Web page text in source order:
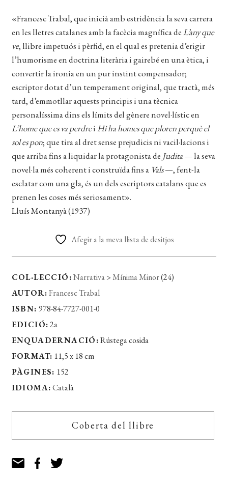
«Francesc Trabal, que inicià amb estridència la seva carrera
en les lletres catalanes amb la facècia magnífica deL’any que
ve, llibre impetuós i pèrfid, en el qual es pretenia d’erigir
l’humorisme en doctrina literària i gairebé en una ètica, i
convertir la ironia en un pur instint compensador;
escriptor dotat d’un temperament original, que tractà, més
tard, d’emmotllar aquests principis i una tècnica
personalíssima dins els límits del gènere novel·lístic en
L’home que es va perdrei Hi ha homes que ploren perquè el
sol es pon; que tira al dret sense prejudicis ni vacil·lacions i
que arriba fins a liquidar la protagonista de Judita— la seva
novel·la més coherent i construïda fins a Vals—, fent-la
esclatar com una gla, és un dels escriptors catalans que es
prenen les coses més seriosament».
Lluís Montanyà (1937)
Afegir a la meva llista de desitjos
COL·LECCIÓ:Narrativa> Mínima Minor(24)
AUTOR:Francesc Trabal
ISBN: 978-84-7727-001-0
EDICIÓ:2a
ENQUADERNACIÓ:Rústega cosida
FORMAT: 11,5 x 18 cm
PÀGINES: 152
IDIOMA:Català
Coberta del llibre